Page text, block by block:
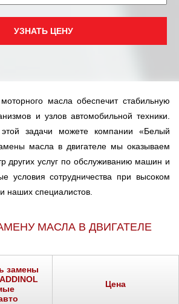
УЗНАТЬ ЦЕНУ
масла обеспечит стабильную
и узлов автомобильной техники.
задачи можете компании «Белый
масла в двигателе мы оказываем
других услуг по обслуживанию машин и
условия сотрудничества при высоком
наших специалистов.
МАСЛА В ДВИГАТЕЛЕ
замены
Цена